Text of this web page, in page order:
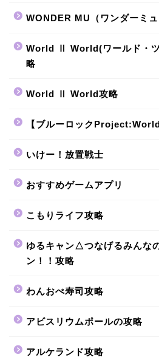
WONDER MU（ワンダーミ
World Ⅱ World(ワールド・
略
World Ⅱ World攻略
【ブルーロック
いけー！放置戦士
おすすめゲームアプリ
こもりライフ攻略
ゆるキャン△つなげるみんな
ン！！攻略
わんおぺ寿司攻略
アビスリウムポールの攻略
アルケランド攻略